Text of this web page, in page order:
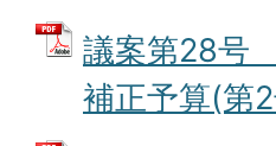
議案第28号
補正予算(第